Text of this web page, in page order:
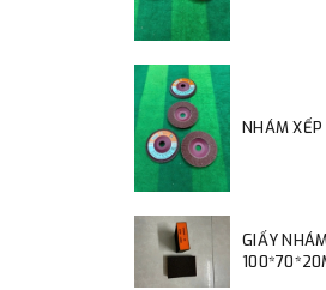
NHÁM XẾP
GIẤY